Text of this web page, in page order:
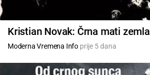
Kristian Novak: Črna mati zemla
Moderna Vremena Info prije 5 dana